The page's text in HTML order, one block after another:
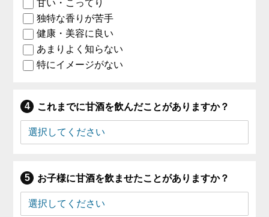
甘い・こってり
独特な香りが苦手
健康・美容に良い
あまりよく知らない
特にイメージがない
これまでに甘酒を飲んだことがありますか？
お子様に甘酒を飲ませたことがありますか？